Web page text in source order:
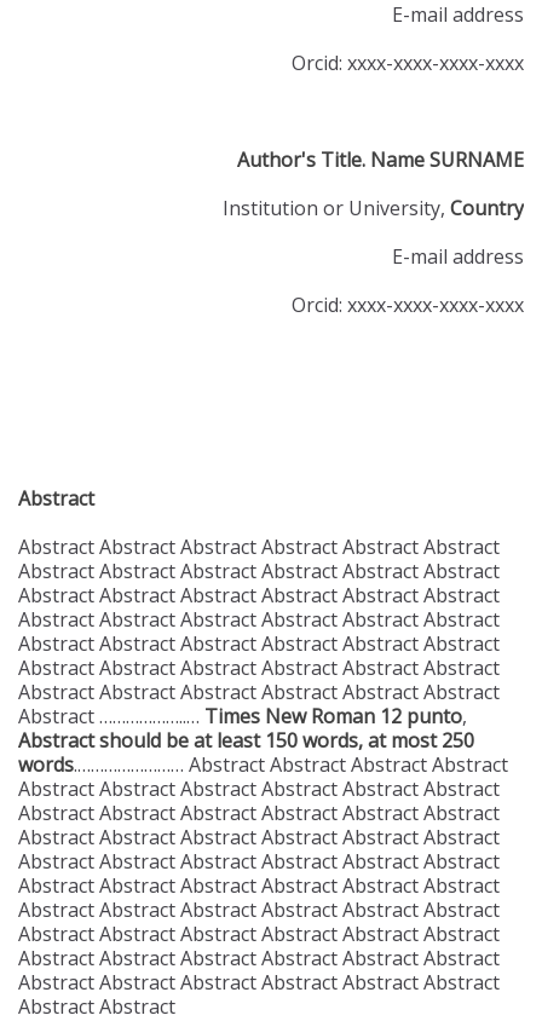
E-mail address
Orcid: xxxx-xxxx-xxxx-xxxx
Author's Title. Name SURNAME
Institution or University, Country
E-mail address
Orcid: xxxx-xxxx-xxxx-xxxx
Abstract
Abstract Abstract Abstract Abstract Abstract Abstract
Abstract Abstract Abstract Abstract Abstract Abstract
Abstract Abstract Abstract Abstract Abstract Abstract
Abstract Abstract Abstract Abstract Abstract Abstract
Abstract Abstract Abstract Abstract Abstract Abstract
Abstract Abstract Abstract Abstract Abstract Abstract
Abstract Abstract Abstract Abstract Abstract Abstract
Abstract ………………..… Times New Roman 12 punto,
Abstract should be at least 150 words, at most 250
words.…………………… Abstract Abstract Abstract Abstract
Abstract Abstract Abstract Abstract Abstract Abstract
Abstract Abstract Abstract Abstract Abstract Abstract
Abstract Abstract Abstract Abstract Abstract Abstract
Abstract Abstract Abstract Abstract Abstract Abstract
Abstract Abstract Abstract Abstract Abstract Abstract
Abstract Abstract Abstract Abstract Abstract Abstract
Abstract Abstract Abstract Abstract Abstract Abstract
Abstract Abstract Abstract Abstract Abstract Abstract
Abstract Abstract Abstract Abstract Abstract Abstract
Abstract Abstract